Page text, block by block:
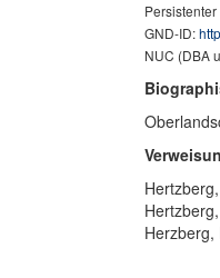
GND-ID:
NUC (DBA